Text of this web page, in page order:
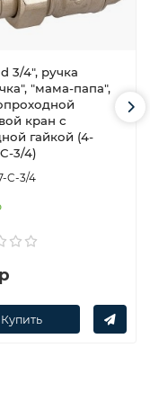
3/4″, ручка
″мама-папа″,
кран с
гайкой (4-
3/4)
C-3/4
Купить